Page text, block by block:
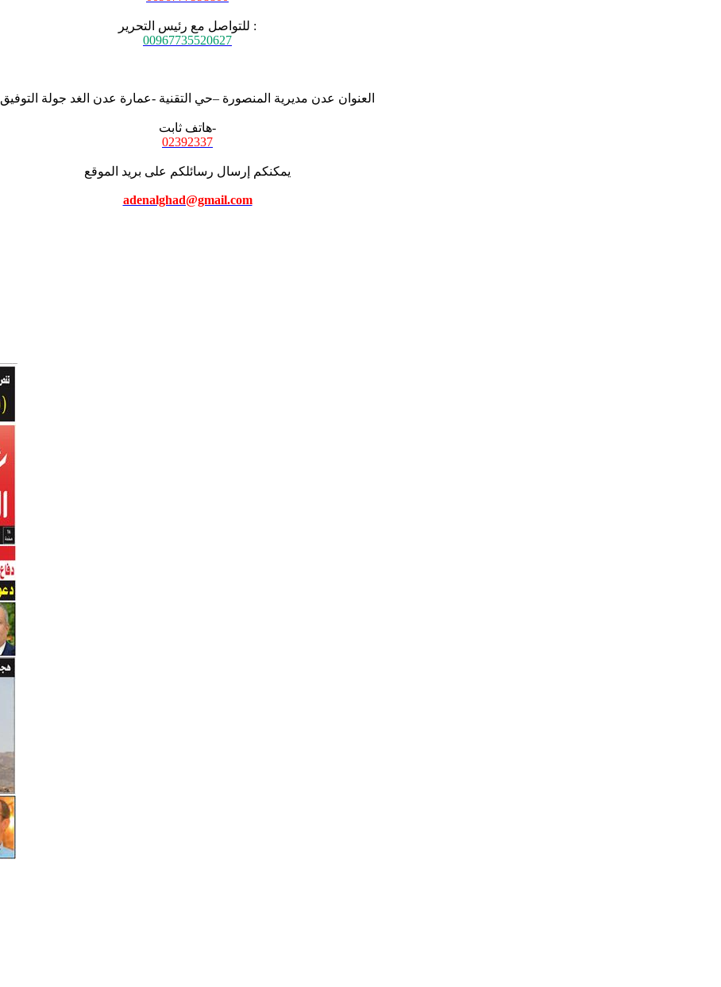
للتواصل مع رئيس التحرير :
00967735520627
العنوان عدن مديرية المنصورة –حي التقنية -عمارة عدن الغد جولة التوفيق
هاتف ثابت-
02392337
يمكنكم إرسال رسائلكم على بريد الموقع
adenalghad@gmail.com